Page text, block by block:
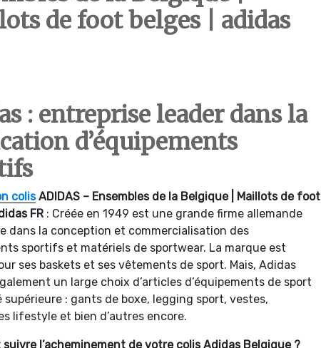
de foot belges | adidas
: entreprise leader dans la
d’équipements
colisADIDAS – Ensembles de la Belgique | Maillots de foot
FR : Créée en 1949 est une grande firme allemande
dans la conception et commercialisation des
sportifs et matériels de sportwear. La marque est
ses baskets et ses vêtements de sport. Mais, Adidas
un large choix d’articles d’équipements de sport
supérieure : gants de boxe, legging sport, vestes,
lifestyle et bien d’autres encore.
suivre l’acheminement de votre colis Adidas Belgique ?